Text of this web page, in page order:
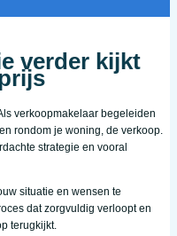
verder kijkt
verkoopmakelaar begeleiden
rondom je woning, de verkoop.
strategie en vooral
situatie en wensen te
dat zorgvuldig verloopt en
terugkijkt.